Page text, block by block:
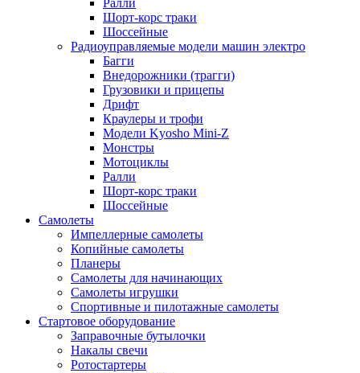
Ралли
Шорт-корс траки
Шоссейные
Радиоуправляемые модели машин электро
Багги
Внедорожники (трагги)
Грузовики и прицепы
Дрифт
Краулеры и трофи
Модели Kyosho Mini-Z
Монстры
Мотоциклы
Ралли
Шорт-корс траки
Шоссейные
Самолеты
Импеллерные самолеты
Копийные самолеты
Планеры
Самолеты для начинающих
Самолеты игрушки
Спортивные и пилотажные самолеты
Стартовое оборудование
Заправочные бутылочки
Накалы свечи
Ротостартеры